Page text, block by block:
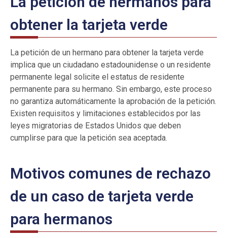
obtener la tarjeta verde
La petición de un hermano para obtener la tarjeta verde
implica que un ciudadano estadounidense o un residente
permanente legal solicite el estatus de residente
permanente para su hermano. Sin embargo, este proceso
no garantiza automáticamente la aprobación de la petición.
Existen requisitos y limitaciones establecidos por las
leyes migratorias de Estados Unidos que deben
cumplirse para que la petición sea aceptada.
Motivos comunes de rechazo
de un caso de tarjeta verde
para hermanos